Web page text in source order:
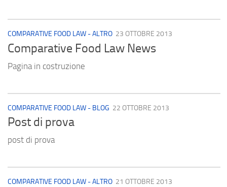
COMPARATIVE FOOD LAW - ALTRO 23 OTTOBRE 2013
Comparative Food Law News
Pagina in costruzione
COMPARATIVE FOOD LAW - BLOG 22 OTTOBRE 2013
Post di prova
post di prova
COMPARATIVE FOOD LAW - ALTRO 21 OTTOBRE 2013